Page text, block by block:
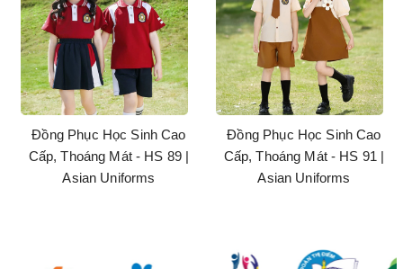
Đồng Phục Học Sinh Cao
Cấp, Thoáng Mát - HS 89 |
Asian Uniforms
Đồng Phục Học Sinh Cao
Cấp, Thoáng Mát - HS 91 |
Asian Uniforms